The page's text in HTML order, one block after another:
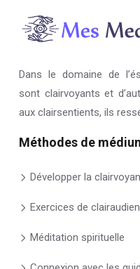
Dans le domaine de
sont clairvoyants et
aux clairsentients, ils
Méthodes de
Développer la
Exercices de
Méditation spirituelle